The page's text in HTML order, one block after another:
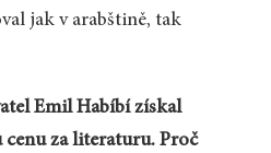
jak v arabštině, tak
Emil Habíbí získal
cenu za literaturu. Proč